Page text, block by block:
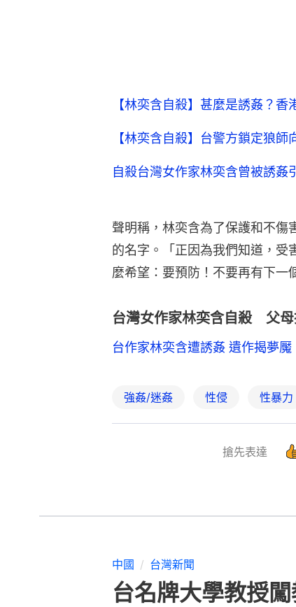
【林奕含自殺】甚麼是誘姦？
【林奕含自殺】台警方鎖定狼
自殺台灣女作家林奕含曾被誘
聲明稱，林奕含為了保護和不傷
的名字。「正因為我們知道，受
麼希望：要預防！不要再有下一
台灣女作家林奕含自殺 父
台作家林奕含遭誘姦 遺作揭夢魘
強姦/迷姦 性侵 性暴力
搶先表達
中國 台灣新聞
台名牌大學教授